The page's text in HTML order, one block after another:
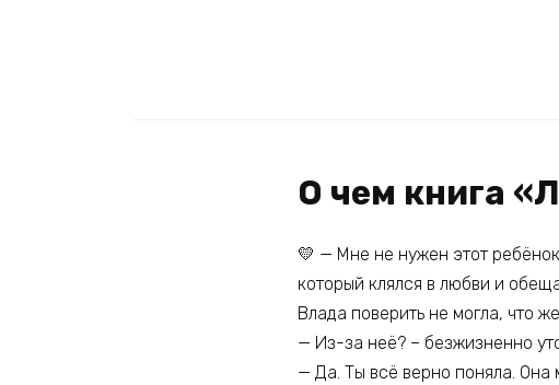
О чем книга
💛 — Мне не нужен этот
который клялся в любви и
Влада поверить не могла, что
— Из-за неё? – безжизненно
— Да. Ты всё верно поняла. Она